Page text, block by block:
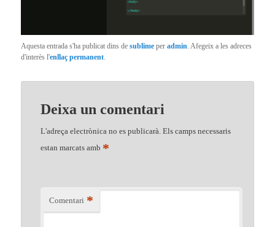
Aquesta entrada s'ha publicat dins desublime peradmin. Afegeix a les adreces
d'interès l'enllaç permanent.
Deixa un comentari
L'adreça electrònica no es publicarà. Els camps necessaris
estan marcats amb *
Comentari *